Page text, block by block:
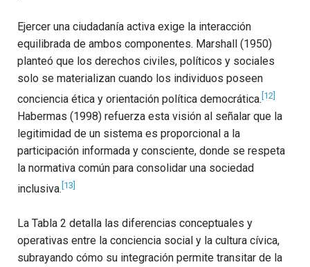
Ejercer una ciudadanía activa exige la interacción
equilibrada de ambos componentes. Marshall (1950)
planteó que los derechos civiles, políticos y sociales
solo se materializan cuando los individuos poseen
conciencia ética y orientación política democrática. [12]
Habermas (1998) refuerza esta visión al señalar que la
legitimidad de un sistema es proporcional a la
participación informada y consciente, donde se respeta
la normativa común para consolidar una sociedad
inclusiva. [13]
La Tabla 2 detalla las diferencias conceptuales y
operativas entre la conciencia social y la cultura cívica,
subrayando cómo su integración permite transitar de la